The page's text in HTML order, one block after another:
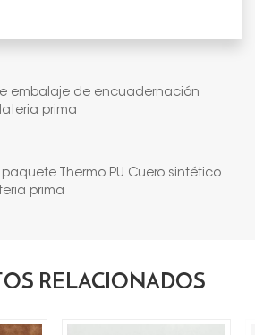
embalaje de encuadernación
prima
Thermo PU Cuero sintético
prima
RELACIONADOS